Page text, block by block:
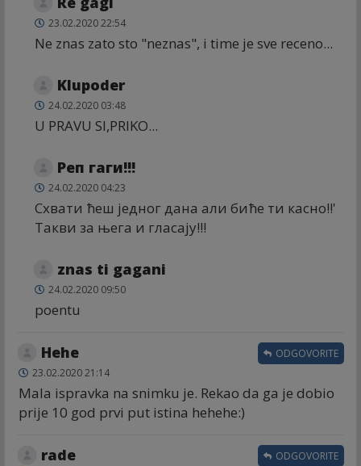
23.02.2020 22:54
Ne znas zato sto "neznas", i time je sve receno...
Klupoder
24.02.2020 03:48
U PRAVU SI,PRIKO...
Реп гаги!!!
24.02.2020 04:23
Схвати ћеш једног дана али биће ти касно!!'
Такви за њега и гласају!!!
znas ti gagani
24.02.2020 09:50
poentu
Hehe
23.02.2020 21:14
Mala ispravka na snimku je. Rekao da ga je dobio
prije 10 god prvi put istina hehehe:)
ODGOVORITE
rade ODGOVORITE